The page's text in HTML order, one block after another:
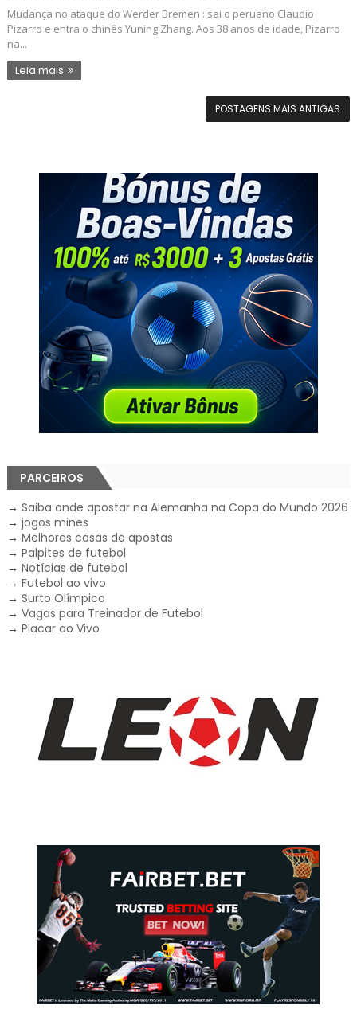
Mudança no ataque do Werder Bremen : sai o peruano Claudio
Pizarro e entra o chinês Yuning Zhang. Aos 38 anos de idade, Pizarro
nã...
Leia mais
POSTAGENS MAIS ANTIGAS
PARCEIROS
→ Saiba onde apostar na Alemanha na Copa do Mundo 2026
→ jogos mines
→ Melhores casas de apostas
→ Palpites de futebol
→ Notícias de futebol
→ Futebol ao vivo
→ Surto Olímpico
→ Vagas para Treinador de Futebol
→ Placar ao Vivo